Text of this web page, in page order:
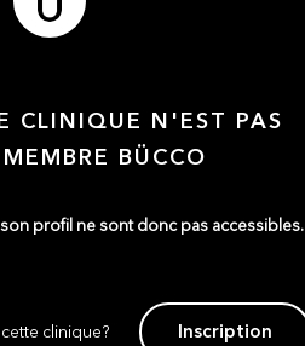
CLINIQUE N'EST PAS
BÜCCO
profil ne sont donc pas accessibles.
clinique? Inscription